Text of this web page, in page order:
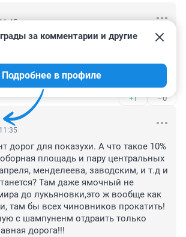
убитые дороги тогда, зачем
асфальта с нормальных дорог а
делать, вот зачем короленко
aсфальт хороший был
+1 –0
за комментарии и другие
Подробнее в профиле
дорог для показухи. А что такое 10%
площадь и пару центральных
менделеева, заводским, и т.д и
Там даже ямочный не
до лукьяновки,это ж вообще как
там бы всех чиновников прокатить!
с шампуненм отдраить только
дорога!!!